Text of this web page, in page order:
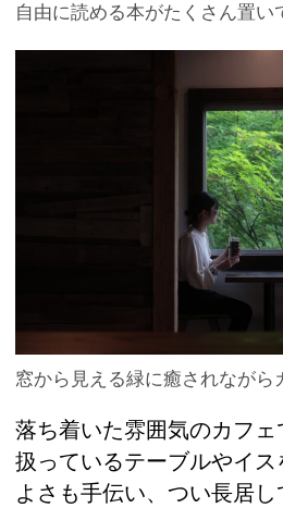
自由に読める本がたくさん置い
窓から見える緑に癒されながら
落ち着いた雰囲気のカフェ
扱っているテーブルやイ
よさも手伝い、つい長居